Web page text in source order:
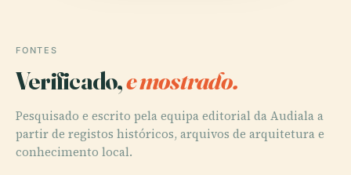
FONTES
Verificado,e mostrado.
Pesquisado e escrito pela equipa editorial da Audiala a
partir de registos históricos, arquivos de arquitetura e
conhecimento local.